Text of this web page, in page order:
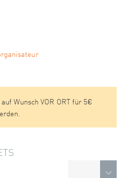
Wunsch VOR ORT für 5€